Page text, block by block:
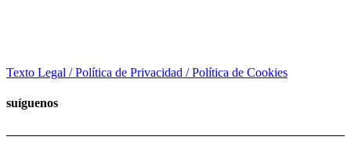
Texto Legal / Política de Privacidad / Política de Cookies
suíguenos